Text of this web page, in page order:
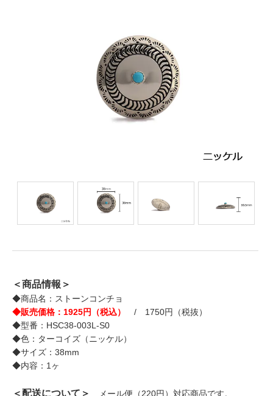
＜商品情報＞
◆商品名：ストーンコンチョ
◆販売価格：1925円（税込）
/ 1750円（税抜）
◆型番：HSC38-003L-S0
◆色：ターコイズ（ニッケル）
◆サイズ：38mm
◆内容：1ヶ
＜配送について＞
メール便（220円）対応商品です。